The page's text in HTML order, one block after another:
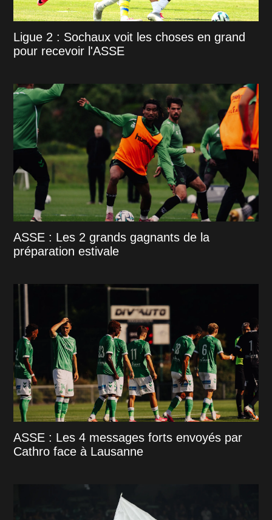
Ligue 2 : Sochaux voit les choses en grand
pour recevoir l'ASSE
ASSE : Les 2 grands gagnants de la
préparation estivale
ASSE : Les 4 messages forts envoyés par
Cathro face à Lausanne